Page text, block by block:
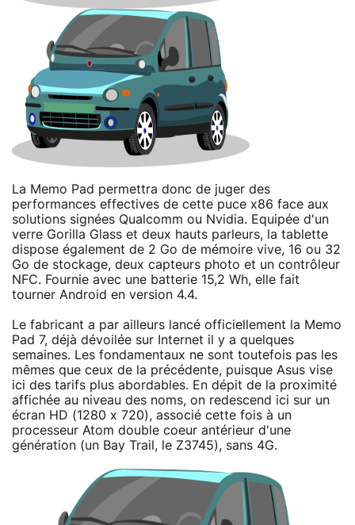
La Memo Pad permettra donc de juger des
performances effectives de cette puce x86 face aux
solutions signées Qualcomm ou Nvidia. Equipée d'un
verre Gorilla Glass et deux hauts parleurs, la tablette
dispose également de 2 Go de mémoire vive, 16 ou 32
Go de stockage, deux capteurs photo et un contrôleur
NFC. Fournie avec une batterie 15,2 Wh, elle fait
tourner Android en version 4.4.
Le fabricant a par ailleurs lancé officiellement la Memo
Pad 7, déjà dévoilée sur Internet il y a quelques
semaines. Les fondamentaux ne sont toutefois pas les
mêmes que ceux de la précédente, puisque Asus vise
ici des tarifs plus abordables. En dépit de la proximité
affichée au niveau des noms, on redescend ici sur un
écran HD (1280 x 720), associé cette fois à un
processeur Atom double coeur antérieur d'une
génération (un Bay Trail, le Z3745), sans 4G.